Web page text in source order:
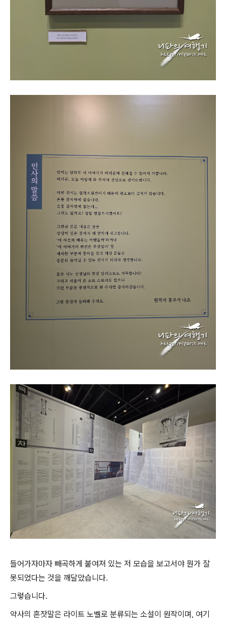
들어가자마자 빼곡하게 붙여져 있는 저 모습을 보고서야 뭔가 잘
못되었다는 것을 깨달았습니다.
그렇습니다.
약사의 혼잣말은 라이트 노벨로 분류되는 소설이 원작이며, 여기